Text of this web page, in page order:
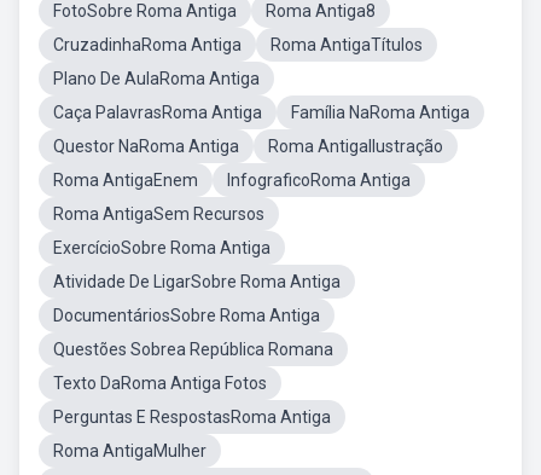
FotoSobre Roma Antiga
Roma Antiga8
CruzadinhaRoma Antiga
Roma AntigaTítulos
Plano De AulaRoma Antiga
Caça PalavrasRoma Antiga
Família NaRoma Antiga
Questor NaRoma Antiga
Roma AntigaIlustração
Roma AntigaEnem
InfograficoRoma Antiga
Roma AntigaSem Recursos
ExercícioSobre Roma Antiga
Atividade De LigarSobre Roma Antiga
DocumentáriosSobre Roma Antiga
Questões Sobrea República Romana
Texto DaRoma Antiga Fotos
Perguntas E RespostasRoma Antiga
Roma AntigaMulher